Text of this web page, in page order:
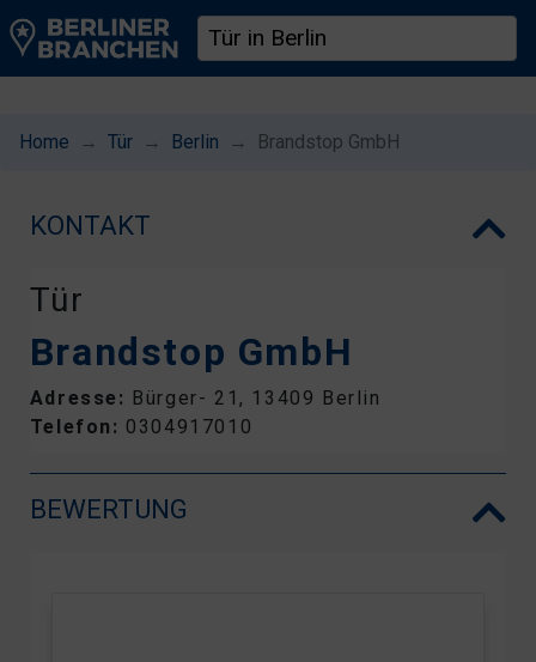
Home Tür Berlin Brandstop GmbH
KONTAKT
Tür
Brandstop GmbH
Adresse: Bürger- 21, 13409 Berlin
Telefon: 0304917010
BEWERTUNG